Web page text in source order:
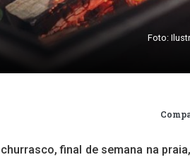
Foto:
final de semana na